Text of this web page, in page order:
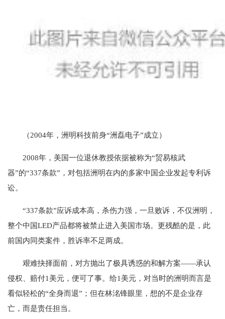
（2004年，洲明科技前身“洲磊电子”成立）
2008年，美国一位退休教授依据被称为“贸易核武
器”的“337条款”，对包括洲明在内的多家中国企业发起专利诉
讼。
“337条款”应诉成本高，杀伤力强，一旦败诉，不仅洲明，
整个中国LED产品都将被禁止进入美国市场。更残酷的是，此
前国内同类案件，胜诉率不足两成。
艰难抉择面前，对方抛出了极具诱惑的和解方案——承认
侵权、赔付1美元，便可了事。给1美元，对当时的洲明而言是
看似轻松的“全身而退”；但在林洺锋眼里，想的不是企业存
亡，而是责任担当。